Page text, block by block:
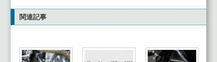
関連記事